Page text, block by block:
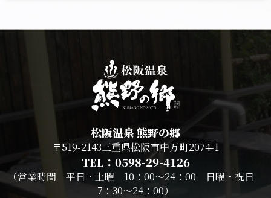
松阪温泉 熊野の郷
〒519-2143三重県松阪市中万町2074-1
TEL：0598-29-4126
（営業時間 平日・土曜 10：00～24：00 日曜・祝日
7：30～24：00）